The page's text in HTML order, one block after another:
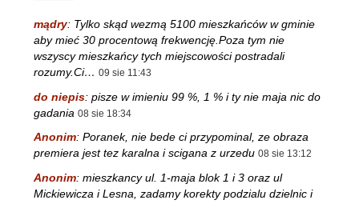
mądry: Tylko skąd wezmą 5100 mieszkańców w gminie
aby mieć 30 procentową frekwencję.Poza tym nie
wszyscy mieszkańcy tych miejscowości postradali
rozumy.Ci… 09 sie 11:43
do niepis: pisze w imieniu 99 %, 1 % i ty nie maja nic do
gadania 08 sie 18:34
Anonim: Poranek, nie bede ci przypominal, ze obraza
premiera jest tez karalna i scigana z urzedu 08 sie 13:12
Anonim: mieszkancy ul. 1-maja blok 1 i 3 oraz ul
Mickiewicza i Lesna, zadamy korekty podzialu dzielnic i